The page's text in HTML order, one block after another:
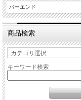
バーエンド
商品検索
キーワード検索